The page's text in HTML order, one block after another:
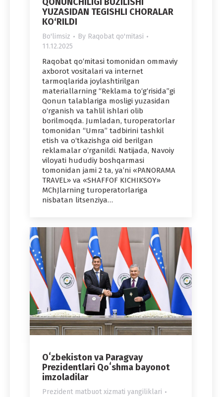
YUZASIDAN TEGISHLI CHORALAR
KO‘RILDI
Bo'limsiz By Raqobat qo'mitasi
11.12.2025
Raqobat qo‘mitasi tomonidan ommaviy
axborot vositalari va internet
tarmoqlarida joylashtirilgan
materiallarning “Reklama to‘g‘risida”gi
Qonun talablariga mosligi yuzasidan
o‘rganish va tahlil ishlari olib
borilmoqda. Jumladan, turoperatorlar
tomonidan “Umra” tadbirini tashkil
etish va o‘tkazishga oid berilgan
reklamalar o‘rganildi. Natijada, Navoiy
viloyati hududiy boshqarmasi
tomonidan jami 2 ta, ya’ni «PANORAMA
TRAVEL» va «SHAFFOF KICHIKSOY»
MChJlarning turoperatorlariga
nisbatan litsenziya…
Oʻzbekiston va Paragvay
Prezidentlari Qoʻshma bayonot
imzoladilar
Prezident matbuot xizmati yangiliklari